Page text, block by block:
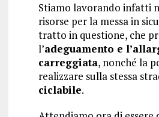
Stiamo lavorando infatti
risorse per la messa in
tratto in questione, che
l’adeguamento e
carreggiata, nonché la
realizzare sulla stessa
ciclabile.